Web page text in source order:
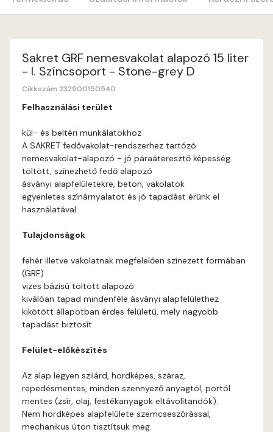
Antimony E
Arsenic D
Arsenic E
Blood-orange E
Bone D
Sakret GRF nemesvakolat alapozó 15 liter
- I. Színcsoport - Stone-grey D
Cikkszám 23290015054D
Felhasználási terület
kül- és beltéri munkálatokhoz
A SAKRET fedővakolat-rendszerhez tartózó
nemesvakolat-alapozó - jó páraáteresztő képesség
töltött, színezhető fedő alapozó
ásványi alapfelületekre, beton, vakolatok
egyenletes színárnyalatot és jó tapadást érünk el
használatával
Tulajdonságok
fehér illetve vakolatnak megfelelően színezett formában
(GRF)
vizes bázisú töltött alapozó
kiválóan tapad mindenféle ásványi alapfelülethez
kikötött állapotban érdes felületű, mely nagyobb
tapadást biztosít
Felület-előkészítés
Az alap legyen szilárd, hordképes, száraz,
repedésmentes, minden szennyező anyagtól, portól
mentes (zsír, olaj, festékanyagok eltávolítandók).
Nem hordképes alapfelülete szemcseszórással,
mechanikus úton tisztítsuk meg.